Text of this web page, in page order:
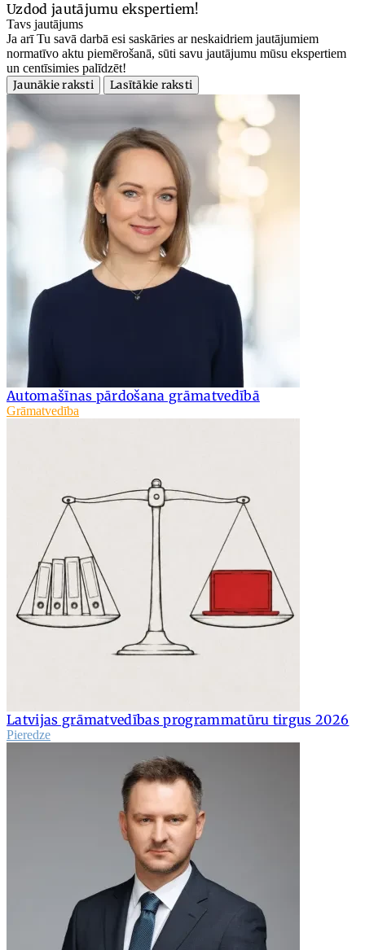
Uzdod jautājumu ekspertiem!
Tavs jautājums
Ja arī Tu savā darbā esi saskāries ar neskaidriem jautājumiem
normatīvo aktu piemērošanā, sūti savu jautājumu mūsu ekspertiem
un centīsimies palīdzēt!
Jaunākie raksti
Lasītākie raksti
Automašīnas pārdošana grāmatvedībā
Grāmatvedība
Latvijas grāmatvedības programmatūru tirgus 2026
Pieredze